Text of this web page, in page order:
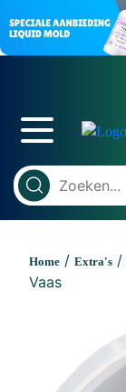
Home / Extra's /
Vaas